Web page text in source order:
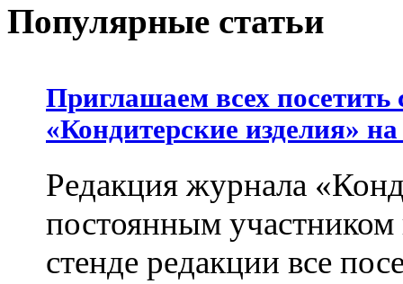
Популярные статьи
Приглашаем всех
«Кондитерские изделия»
Редакция журнала
постоянным
стенде редакции все